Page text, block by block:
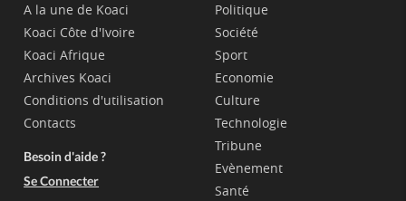
A la une de Koaci
Koaci Côte d'Ivoire
Koaci Afrique
Archives Koaci
Conditions d'utilisation
Contacts
Besoin d'aide ?
Se Connecter
Politique
Société
Sport
Economie
Culture
Technologie
Tribune
Evènement
Santé